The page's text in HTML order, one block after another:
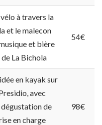
à travers la
et le malecon
et bière
La Bichola
54€
en kayak sur
avec
de
en charge
98€